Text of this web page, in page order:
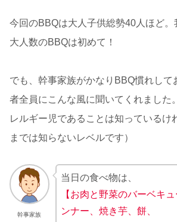
今回のBBQは大人子供総勢40人ほど。
大人数のBBQは初めて！
でも、幹事家族がかなりBBQ慣れして
者全員にこんな風に聞いてくれました
レルギー児であることは知っているけ
までは知らないレベルです）
幹事家族
当日の食べ物は、
【お肉と野菜のバーベキ
ンナー、焼き芋、餅、